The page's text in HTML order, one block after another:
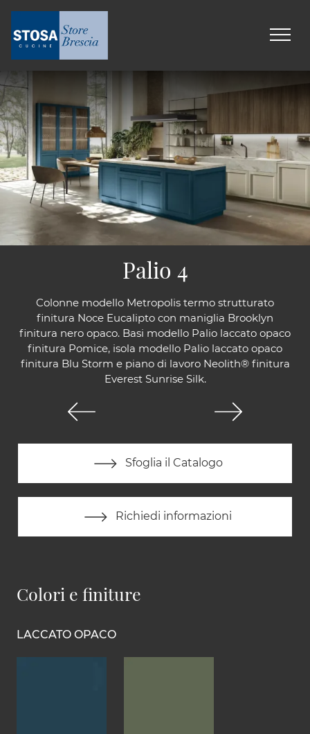
Colonne modello Metropolis termo strutturato
finitura Noce Eucalipto con maniglia Brooklyn
finitura nero opaco. Basi modello Palio laccato opaco
finitura Pomice, isola modello Palio laccato opaco
finitura Blu Storm e piano di lavoro Neolith® finitura
Everest Sunrise Silk.
Sfoglia il Catalogo
Richiedi informazioni
Palio 4
Colori e finiture
LACCATO OPACO